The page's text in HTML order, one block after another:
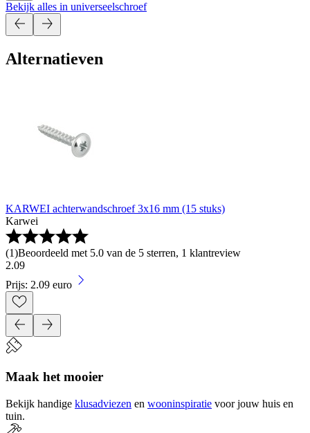
Bekijk alles in universeelschroef
Alternatieven
KARWEI achterwandschroef 3x16 mm (15 stuks)
Karwei
(1)Beoordeeld met 5.0 van de 5 sterren, 1 klantreview
2.09
Prijs: 2.09 euro
Maak het mooier
Bekijk handige klusadviezen en wooninspiratie voor jouw huis en
tuin.